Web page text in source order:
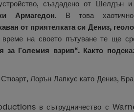
създадено от Шелдън
Армагедон. В това
от приятелката си Дениз,
на своето пътуване те ще
за Големия взрив“. Както
Лорън Лапкус като Дениз,
в сътрудничество с